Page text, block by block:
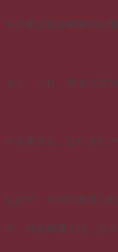
やぎ座は社会構築のお部
もう、これ、決まり文
やぎ座さん、はいきた
なので、今回の新月も
す。社会構築とは、なん